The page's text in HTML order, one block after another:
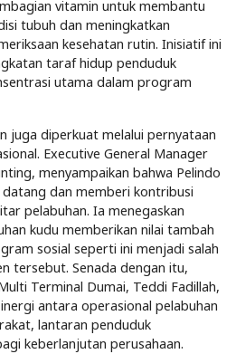
vitamin untuk membantu
tubuh dan meningkatkan
kesehatan rutin. Inisiatif ini
taraf hidup penduduk
utama dalam program
juga diperkuat melalui pernyataan
Executive General Manager
menyampaikan bahwa Pelindo
dan memberi kontribusi
pelabuhan. Ia menegaskan
kudu memberikan nilai tambah
sosial seperti ini menjadi salah
tersebut. Senada dengan itu,
Terminal Dumai, Teddi Fadillah,
antara operasional pelabuhan
lantaran penduduk
keberlanjutan perusahaan.